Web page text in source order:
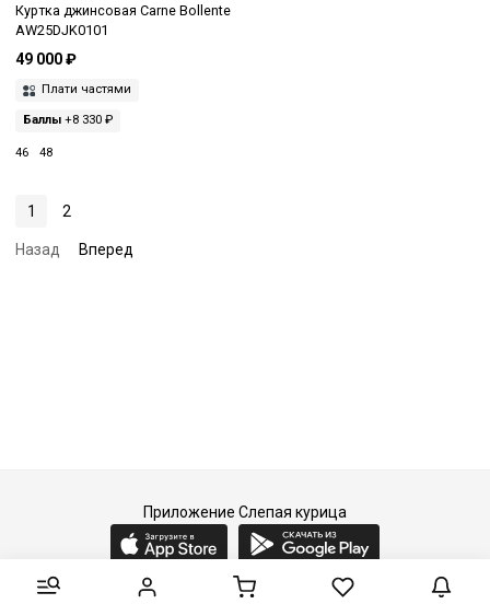
Куртка джинсовая Carne Bollente
AW25DJK0101
49 000 ₽
Плати частями
Баллы +8 330 ₽
46 48
1 2
Назад Вперед
Приложение Слепая курица
2015-2026 © Слепая курица - fashion concept store.